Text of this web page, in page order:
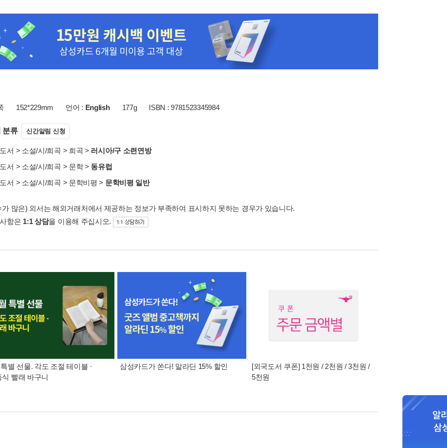
152*229mm 언어 : English 177g ISBN : 9781523345984
분류 신간알림 신청
서 > 소설/시/희곡 > 희곡 > 러시아/구 소련연방
서 > 소설/시/희곡 > 문학> 동유럽
서 > 소설/시/희곡 > 문학비평 > 문학비평 일반
가 많은) 외서는 해외거래처에서 제공하는 정보가 부족하여 표시하지 못하는 경우가 있습니다.
항은 1:1 상담을 이용해 주십시오.
별 선물. 각도 조절 테이블 ·
식 빨래 바구니
삼성카드가 쏜다! 알라딘 15% 할인
[외국도서 쿠폰] 1천원 / 2천원 / 3천원 /
5천원